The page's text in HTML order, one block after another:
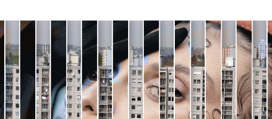
Pro děti
edu
Vše o ČT